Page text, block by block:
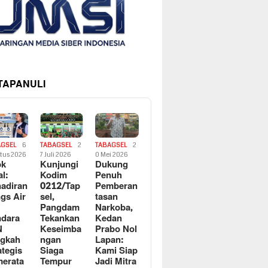
6
2026
Air
TABAGSEL
2
7 Juli 2026
Kunjungi
Kodim
0212/Tap
sel,
Pangdam
Tekankan
Keseimba
ngan
Siaga
Tempur
TABAGSEL
2
0 Mei 2026
Dukung
Penuh
Pemberan
tasan
Narkoba,
Kedan
Prabo Nol
Lapan:
Kami Siap
Jadi Mitra